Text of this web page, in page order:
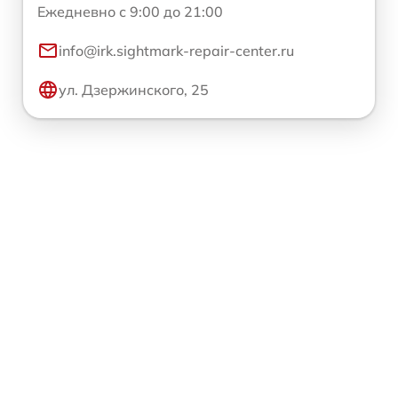
Ежедневно с 9:00 до 21:00
info@irk.sightmark-repair-center.ru
ул. Дзержинского, 25